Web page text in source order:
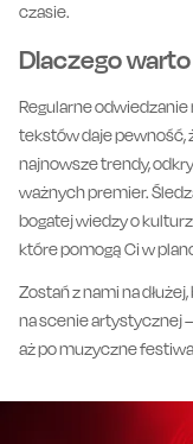
czasie.
Dlaczego
Regularne
tekstów daje pewność,
najnowsze trendy,
ważnych premier.
bogatej wiedzy o
które pomogą Ci w
Zostań z nami na
na scenie artystycznej
aż po muzyczne